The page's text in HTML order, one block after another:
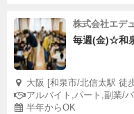
株式会社エデ
毎週(金)☆和
大阪 [和泉市/北信太駅 徒
アルバイト,パート,副業/
半年からOK